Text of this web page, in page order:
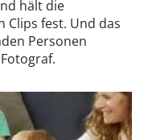
hält die
Clips fest. Und das
Personen